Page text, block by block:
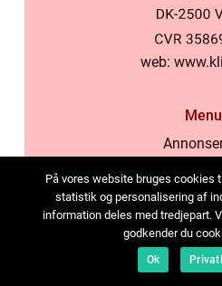
web:
Menu
Kontakta
På vores website bruges cookies
statistik og personalisering af
information deles med tredjepart.
godkender du
Ok